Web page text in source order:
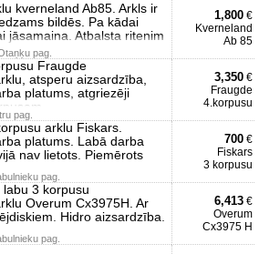
kverneland Ab85. Arkls ir
bildēs. Pa kādai
jāsamaina. Atbalsta ritenim
pag.
1,800 €
Kverneland
Ab 85
Fraugde
atsperu aizsardzība,
platums, atgriezēji
pag.
3,350 €
Fraugde
4.korpusu
arklu Fiskars.
platums. Labā darba
nav lietots. Piemērots
pag.
700 €
Fiskars
3 korpusu
labu 3 korpusu
Overum Cx3975H. Ar
Hidro aizsardzība.
pag.
6,413 €
Overum
Cx3975 H